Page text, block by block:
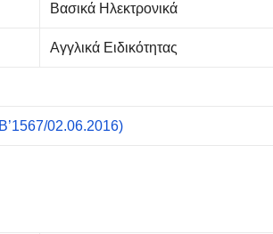
Βασικά Ηλεκτρονικά
Αγγλικά Ειδικότητας
02.06.2016)